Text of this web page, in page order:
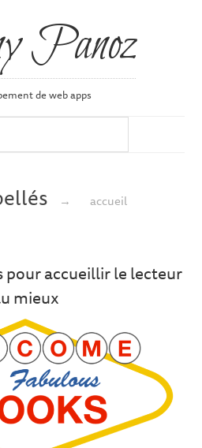
Panoz
de web apps
→ accueil
pour accueillir le lecteur
mieux